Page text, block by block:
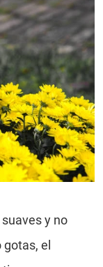
y no
el